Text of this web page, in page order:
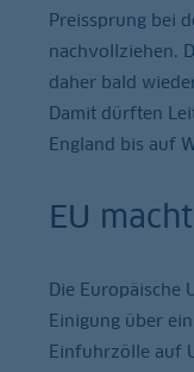
Preissprung bei
nachvollziehen.
daher bald
Damit dürften
England bis auf
EU
Die Europäische
Einigung über
Einfuhrzölle auf